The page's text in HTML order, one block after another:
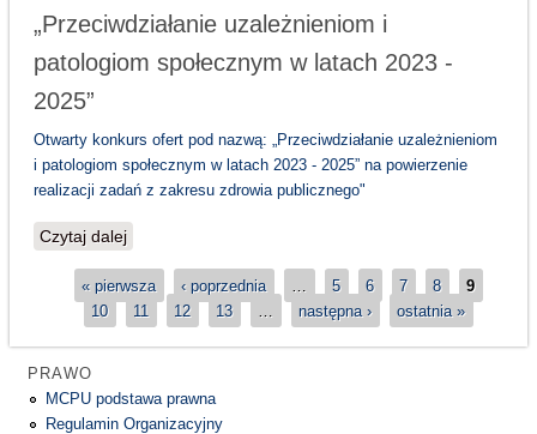
„Przeciwdziałanie uzależnieniom i
patologiom społecznym w latach 2023 -
2025”
Otwarty konkurs ofert pod nazwą: „Przeciwdziałanie uzależnieniom
i patologiom społecznym w latach 2023 - 2025” na powierzenie
realizacji zadań z zakresu zdrowia publicznego"
Czytaj dalejwpis Ogłoszenie konkursu ofert w zakresie:
społecznym w latach 2023 - 2025”
« pierwsza ‹ poprzednia 5 6 7 8
9
10
11 12 13 następna › ostatnia »
PRAWO
MCPU podstawa prawna
Regulamin Organizacyjny